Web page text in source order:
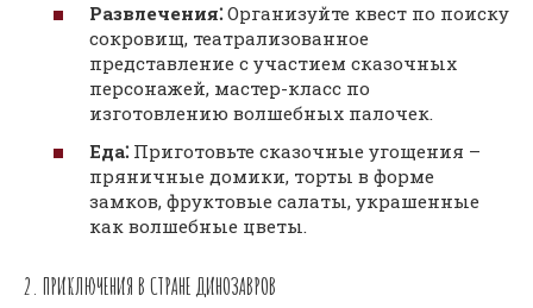
Развлечения⁚ Организуйте квест по поиску
сокровищ, театрализованное
представление с участием сказочных
персонажей, мастер-класс по
изготовлению волшебных палочек.
Еда⁚ Приготовьте сказочные угощения –
пряничные домики, торты в форме
замков, фруктовые салаты, украшенные
как волшебные цветы.
2. ПРИКЛЮЧЕНИЯ В СТРАНЕ ДИНОЗАВРОВ